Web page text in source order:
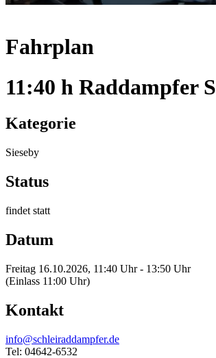
Fahrplan
11:40 h Raddampfer
Kategorie
Sieseby
Status
findet statt
Datum
Freitag 16.10.2026, 11:40 Uhr - 13:50 Uhr
(Einlass 11:00 Uhr)
Kontakt
info@schleiraddampfer.de
Tel: 04642-6532